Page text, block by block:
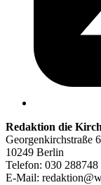
Redaktion die
Georgenkirchstraße
10249 Berlin
Telefon: 030 288748
E-Mail: